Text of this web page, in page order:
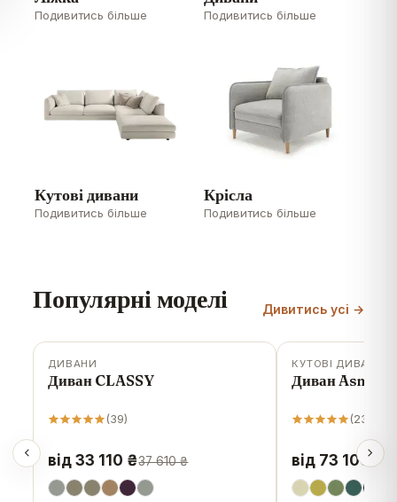
Подивитись більше Подивитись більше
Кутові дивани
Подивитись більше
Крісла
Подивитись більше
Дитячі ліжка
Подивитись більше
Дитячі дивани
Популярні моделі Дивитись усі →
-12%
ДИВАНИ
Диван CLASSY
(39)
від 33 110 ₴37 610 ₴
-6%
КУТОВІ ДИВАНИ
Диван
(23
від 73 100 ₴